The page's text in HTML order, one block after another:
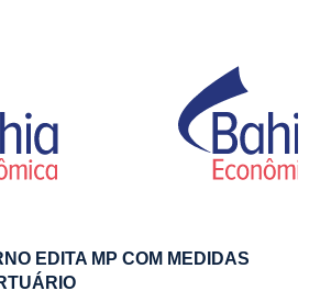
EDITA MP COM MEDIDAS